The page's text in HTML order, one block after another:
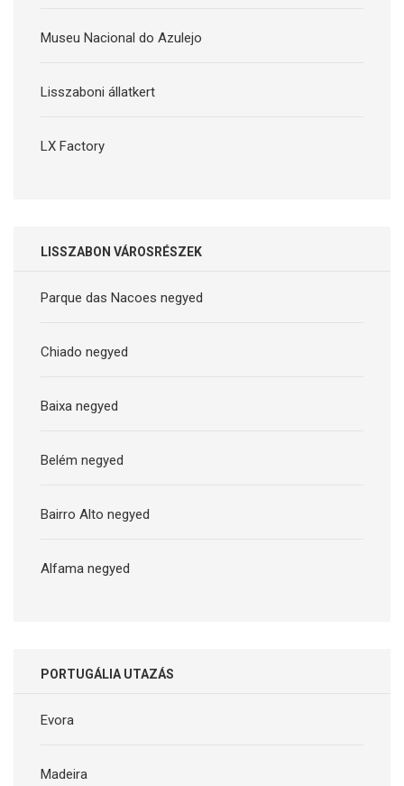
Museu Nacional do Azulejo
Lisszaboni állatkert
LX Factory
LISSZABON VÁROSRÉSZEK
Parque das Nacoes negyed
Chiado negyed
Baixa negyed
Belém negyed
Bairro Alto negyed
Alfama negyed
PORTUGÁLIA UTAZÁS
Evora
Madeira